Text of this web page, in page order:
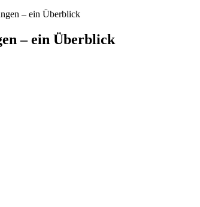
– ein Überblick
– ein Überblick